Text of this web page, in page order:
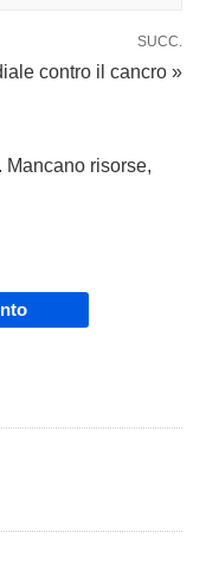
SUCC.
contro il cancro »
risorse,